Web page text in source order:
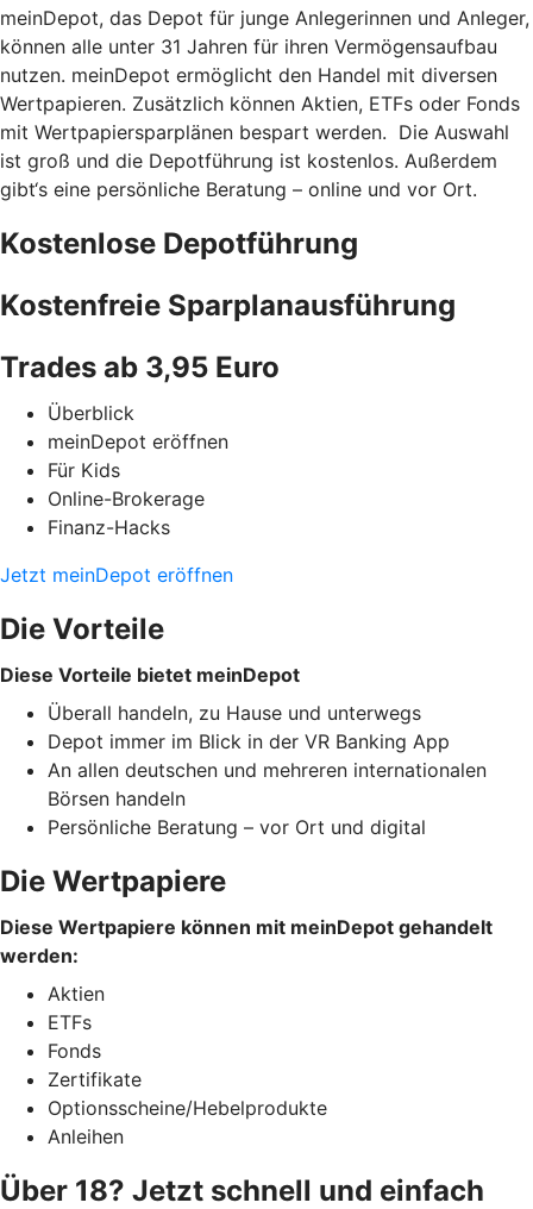
meinDepot, das Depot für junge Anlegerinnen und Anleger,
können alle unter 31 Jahren für ihren Vermögensaufbau
nutzen. meinDepot ermöglicht den Handel mit diversen
Wertpapieren. Zusätzlich können Aktien, ETFs oder Fonds
mit Wertpapiersparplänen bespart werden. Die Auswahl
ist groß und die Depotführung ist kostenlos. Außerdem
gibt‘s eine persönliche Beratung – online und vor Ort.
Kostenlose Depotführung
Kostenfreie Sparplanausführung
Trades ab 3,95 Euro
Überblick
meinDepot eröffnen
Für Kids
Online-Brokerage
Finanz-Hacks
Jetzt meinDepot eröffnen
Die Vorteile
Diese Vorteile bietet meinDepot
Überall handeln, zu Hause und unterwegs
Depot immer im Blick in der VR Banking App
An allen deutschen und mehreren internationalen
Börsen handeln
Persönliche Beratung – vor Ort und digital
Die Wertpapiere
Diese Wertpapiere können mit meinDepot gehandelt
werden:
Aktien
ETFs
Fonds
Zertifikate
Optionsscheine/Hebelprodukte
Anleihen
Über 18? Jetzt schnell und einfach